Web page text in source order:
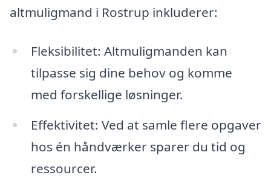
altmuligmand i Rostrup inkluderer:
Fleksibilitet: Altmuligmanden kan
tilpasse sig dine behov og komme
med forskellige løsninger.
Effektivitet: Ved at samle flere opgaver
hos én håndværker sparer du tid og
ressourcer.